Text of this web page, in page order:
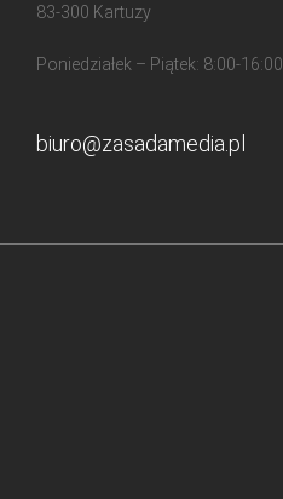
83-300 Kartuzy
Poniedziałek – Piątek: 8:00-16:00
biuro@zasadamedia.pl